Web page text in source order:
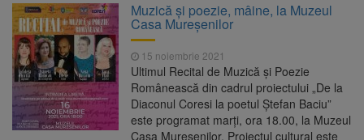
Muzică și poezie, mâine, la Muzeul
Casa Mureșenilor
15 noiembrie 2021
Ultimul Recital de Muzică și Poezie
Românească din cadrul proiectului „De la
Diaconul Coresi la poetul Ștefan Baciu”
este programat marți, ora 18.00, la Muzeul
Casa Mureșenilor. Proiectul cultural este